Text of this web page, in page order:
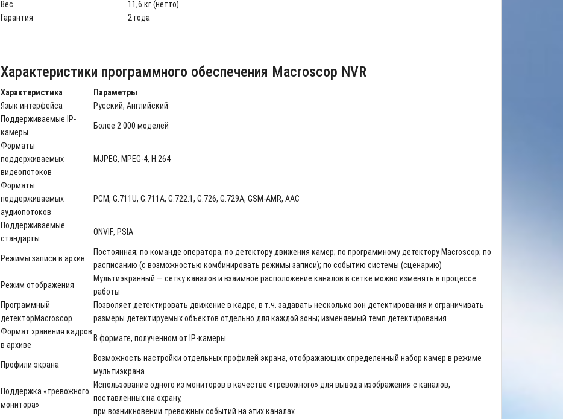
Вес
11,6 кг (нетто)
Гарантия
2 года
Характеристики программного обеспечения Macroscop NVR
Характеристика
Параметры
Язык интерфейса
Русский, Английский
Поддерживаемые IP-
камеры
Более 2 000 моделей
Форматы
поддерживаемых
видеопотоков
MJPEG, MPEG-4, H.264
Форматы
поддерживаемых
аудиопотоков
PCM, G.711U, G.711A, G.722.1, G.726, G.729A, GSM-AMR, AAC
Поддерживаемые
стандарты
ONVIF, PSIA
Режимы записи в архив
Постоянная; по команде оператора; по детектору движения камер; по программному детектору Macroscop; по
расписанию (с возможностью комбинировать режимы записи); по событию системы (сценарию)
Режим отображения
Мультиэкранный — сетку каналов и взаимное расположение каналов в сетке можно изменять в процессе
работы
Программный
детекторMacroscop
Позволяет детектировать движение в кадре, в т.ч. задавать несколько зон детектирования и ограничивать
размеры детектируемых объектов отдельно для каждой зоны; изменяемый темп детектирования
Формат хранения кадров
в архиве
В формате, полученном от IP-камеры
Профили экрана
Возможность настройки отдельных профилей экрана, отображающих определенный набор камер в режиме
мультиэкрана
Поддержка «тревожного
монитора»
Использование одного из мониторов в качестве «тревожного» для вывода изображения с каналов,
поставленных на охрану,
при возникновении тревожных событий на этих каналах